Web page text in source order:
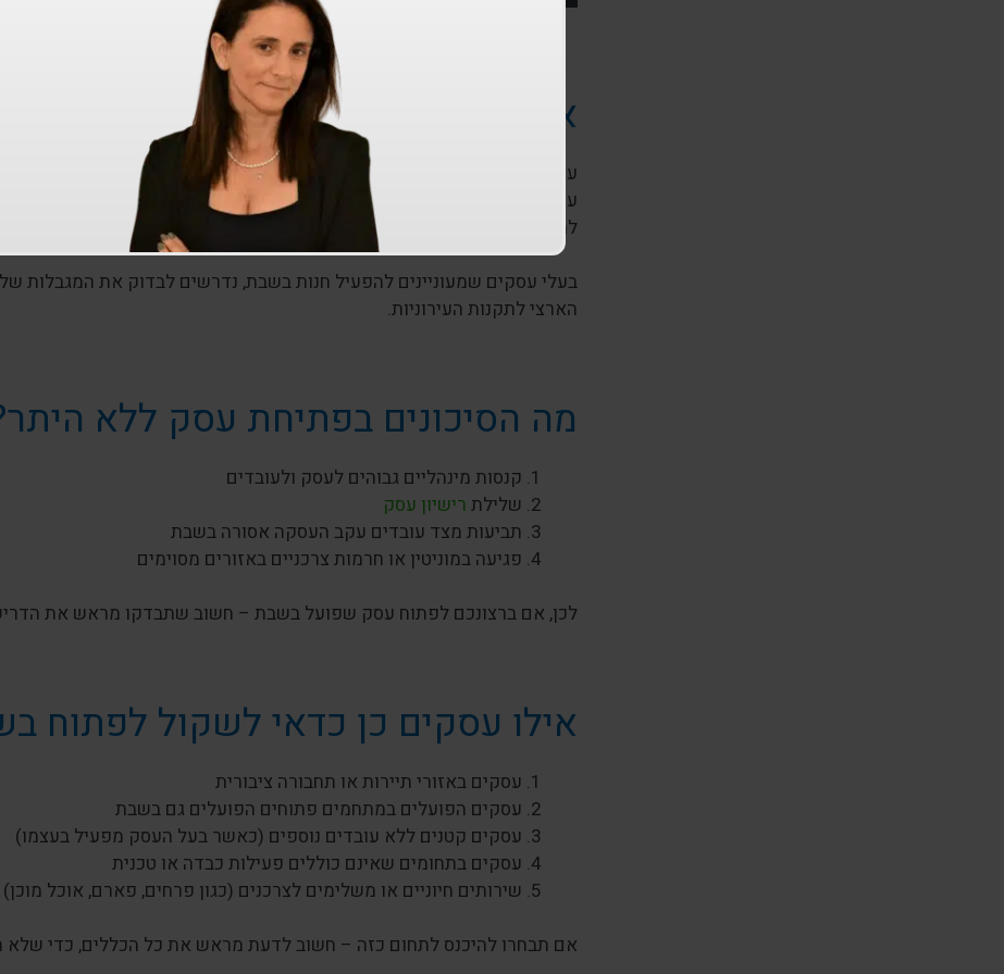
איך ניתן לקבל היתר לפתיחת עסק
עסקים שמעוניינים לפעול בשבת נדרשים להגישבקשה לרישיון עסק
לחוק שעות עבודה ומנוחה.
בעלי עסקים שמעוניינים להפעיל חנות בשבת, נדרשים לבדוק את המגבלות
הארצי לתקנות העירוניות.
מה הסיכונים בפתיחת עסק ללא
קנסות מינהליים גבוהים לעסק ולעובדים
שלילת רישיון עסק
תביעות מצד עובדים עקב העסקה אסורה בשבת
פגיעה במוניטין או חרמות צרכניים באזורים מסוימים
לכן, אם ברצונכם לפתוח עסק שפועל בשבת – חשוב שתבדקו מראש את
אילו עסקים כן כדאי לשקול לפתוח
עסקים באזורי תיירות או תחבורה ציבורית
עסקים הפועלים במתחמים פתוחים הפועלים גם בשבת
עסקים קטנים ללא עובדים נוספים (כאשר בעל העסק מפעיל בעצמו)
עסקים בתחומים שאינם כוללים פעילות כבדה או טכנית
שירותים חיוניים או משלימים לצרכנים (כגון פרחים, פארם, אוכל מוכן)
אם תבחרו להיכנס לתחום כזה – חשוב לדעת מראש את כל הכללים, כדי שלא